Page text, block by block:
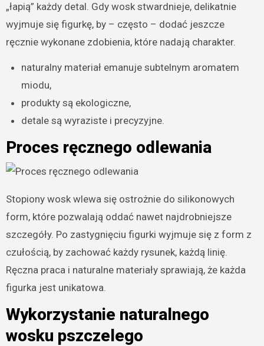
„łapią” każdy detal. Gdy wosk stwardnieje, delikatnie
wyjmuje się figurkę, by – często – dodać jeszcze
ręcznie wykonane zdobienia, które nadają charakter.
naturalny materiał emanuje subtelnym aromatem
miodu,
produkty są ekologiczne,
detale są wyraziste i precyzyjne.
Proces ręcznego odlewania
Stopiony wosk wlewa się ostrożnie do silikonowych
form, które pozwalają oddać nawet najdrobniejsze
szczegóły. Po zastygnięciu figurki wyjmuje się z form z
czułością, by zachować każdy rysunek, każdą linię.
Ręczna praca i naturalne materiały sprawiają, że każda
figurka jest unikatowa.
Wykorzystanie naturalnego
wosku pszczelego